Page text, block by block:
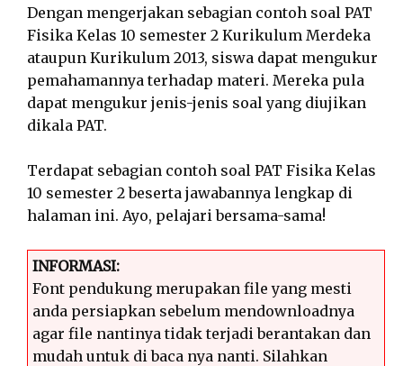
Dengan mengerjakan sebagian contoh soal PAT
Fisika Kelas 10 semester 2 Kurikulum Merdeka
ataupun Kurikulum 2013, siswa dapat mengukur
pemahamannya terhadap materi. Mereka pula
dapat mengukur jenis-jenis soal yang diujikan
dikala PAT.
Terdapat sebagian contoh soal PAT Fisika Kelas
10 semester 2 beserta jawabannya lengkap di
halaman ini. Ayo, pelajari bersama-sama!
INFORMASI:
Font pendukung merupakan file yang mesti
anda persiapkan sebelum mendownloadnya
agar file nantinya tidak terjadi berantakan dan
mudah untuk di baca nya nanti. Silahkan